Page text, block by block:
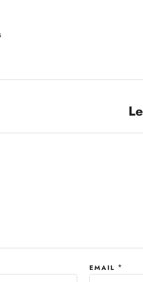
EMAIL *